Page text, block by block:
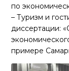
по
– Туризм и
диссертации:
примере